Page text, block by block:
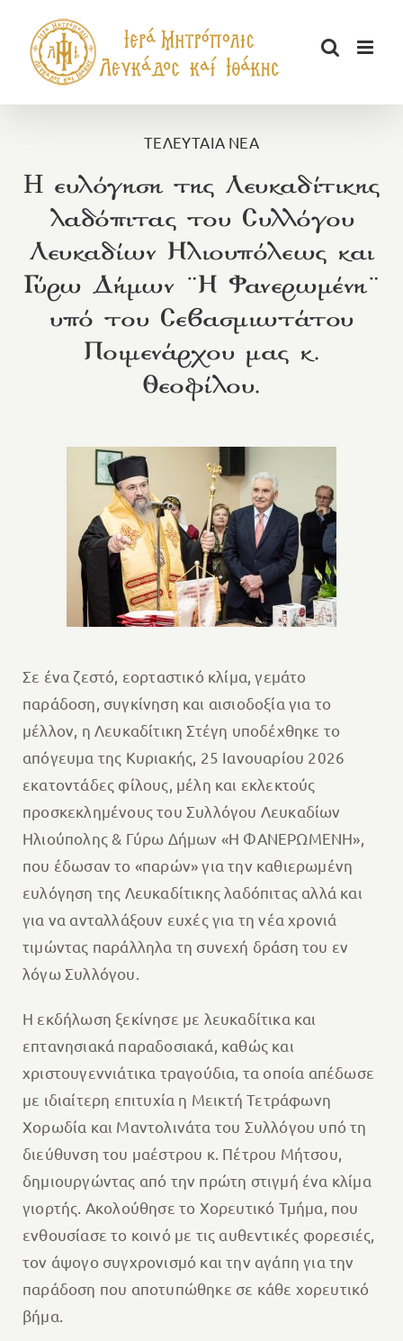
περιεχόμενο
ΤΕΛΕΥΤΑΙΑ ΝΕΑ
H ευλόγηση της Λευκαδίτικης
λαδόπιτας του Συλλόγου
Λευκαδίων Ηλιουπόλεως και
Γύρω Δήμων ¨Η Φανερωμένη¨
υπό του Σεβασμιωτάτου
Ποιμενάρχου μας κ.
Θεοφίλου.
Σε ένα ζεστό, εορταστικό κλίμα, γεμάτο
παράδοση, συγκίνηση και αισιοδοξία για το
μέλλον, η Λευκαδίτικη Στέγη υποδέχθηκε το
απόγευμα της Κυριακής, 25 Ιανουαρίου 2026
εκατοντάδες φίλους, μέλη και εκλεκτούς
προσκεκλημένους του Συλλόγου Λευκαδίων
Ηλιούπολης & Γύρω Δήμων «Η ΦΑΝΕΡΩΜΕΝΗ»,
που έδωσαν το «παρών» για την καθιερωμένη
ευλόγηση της Λευκαδίτικης λαδόπιτας αλλά και
για να ανταλλάξουν ευχές για τη νέα χρονιά
τιμώντας παράλληλα τη συνεχή δράση του εν
λόγω Συλλόγου.
Η εκδήλωση ξεκίνησε με λευκαδίτικα και
επτανησιακά παραδοσιακά, καθώς και
χριστουγεννιάτικα τραγούδια, τα οποία απέδωσε
με ιδιαίτερη επιτυχία η Μεικτή Τετράφωνη
Χορωδία και Μαντολινάτα του Συλλόγου υπό τη
διεύθυνση του μαέστρου κ. Πέτρου Μήτσου,
δημιουργώντας από την πρώτη στιγμή ένα κλίμα
γιορτής. Ακολούθησε το Χορευτικό Τμήμα, που
ενθουσίασε το κοινό με τις αυθεντικές φορεσιές,
τον άψογο συγχρονισμό και την αγάπη για την
παράδοση που αποτυπώθηκε σε κάθε χορευτικό
βήμα.